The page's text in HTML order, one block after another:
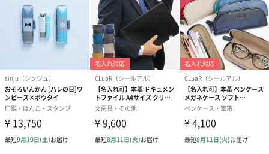
商品オプション情報
お届けボックスオプション
配送用のダンボールを装飾いたします。お相手のご住所に直接お
送りする際に人気のオプションです。お相手に直接手渡しする場
合は、紙袋との併用もおすすめです。